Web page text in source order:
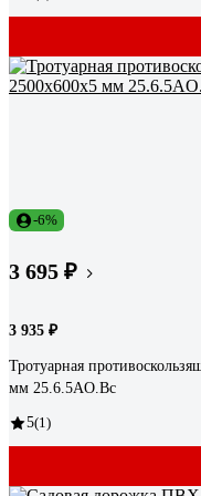
-6%
3 695 ₽
3 935 ₽
Тротуарная
мм 25.6.5AO.Bc
5(1)